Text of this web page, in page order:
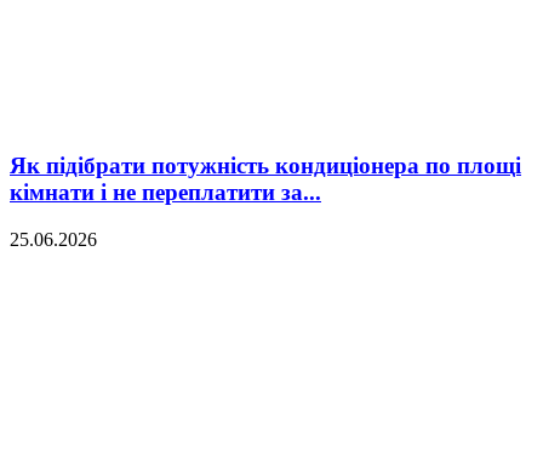
Як підібрати потужність кондиціонера по площі
кімнати і не переплатити за...
25.06.2026